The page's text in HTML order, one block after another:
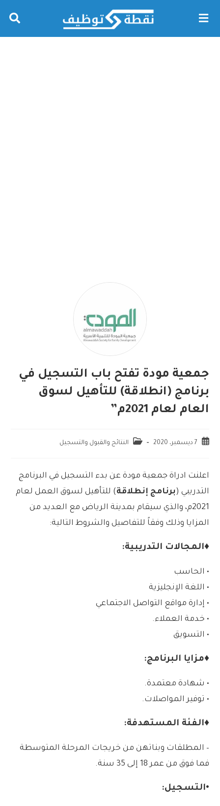
جمعية مودة تفتح باب التسجيل في
برنامج (انطلاقة) للتأهيل لسوق
العام لعام 2021م”
7 ديسمبر، 2020 النتائج والقبول والتسجيل
اعلنت ادراة جمعية مودة عن بدء التسجيل في البرنامج
التدريبي (برنامج إنطلاقة) للتأهيل لسوق العمل لعام
2021م، والذي سيقام بمدينة الرياض مع العديد من
المزايا وذلك وفقاً للتفاصيل والشروط التالية:
♦المجالات التدريبية:
• الحاسب
• اللغة الإنجليزية
• إدارة مواقع التواصل الاجتماعي
• خدمة العملاء.
• التسويق
♦مزايا البرنامج:
• شهادة معتمدة.
• توفير المواصلات.
♦الفئة المستهدفة:
– المطلقات وبناتهن من خريجات المرحلة المتوسطة
فما فوق من عمر 18 إلى 35 سنة.
•التسجيل: